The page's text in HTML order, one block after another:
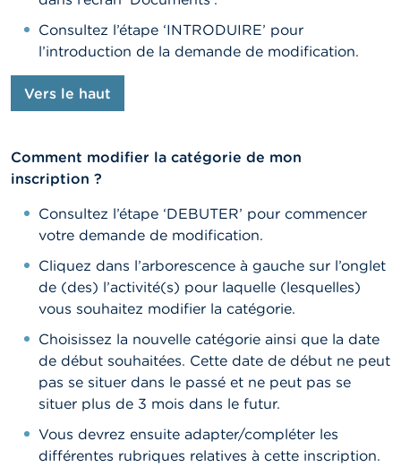
Consultez l’étape ‘INTRODUIRE’ pour
l’introduction de la demande de modification.
Vers le haut
Comment modifier la catégorie de mon
inscription ?
Consultez l’étape ‘DEBUTER’ pour commencer
votre demande de modification.
Cliquez dans l’arborescence à gauche sur l’onglet
de (des) l’activité(s) pour laquelle (lesquelles)
vous souhaitez modifier la catégorie.
Choisissez la nouvelle catégorie ainsi que la date
de début souhaitées. Cette date de début ne peut
pas se situer dans le passé et ne peut pas se
situer plus de 3 mois dans le futur.
Vous devrez ensuite adapter/compléter les
différentes rubriques relatives à cette inscription.